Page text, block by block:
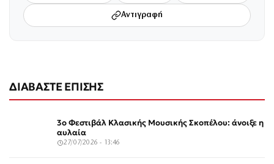
Αντιγραφή
ΔΙΑΒΑΣΤΕ ΕΠΙΣΗΣ
3ο Φεστιβάλ Κλασικής Μουσικής Σκοπέλου: άνοιξε η
αυλαία
27/07/2026 - 13:46